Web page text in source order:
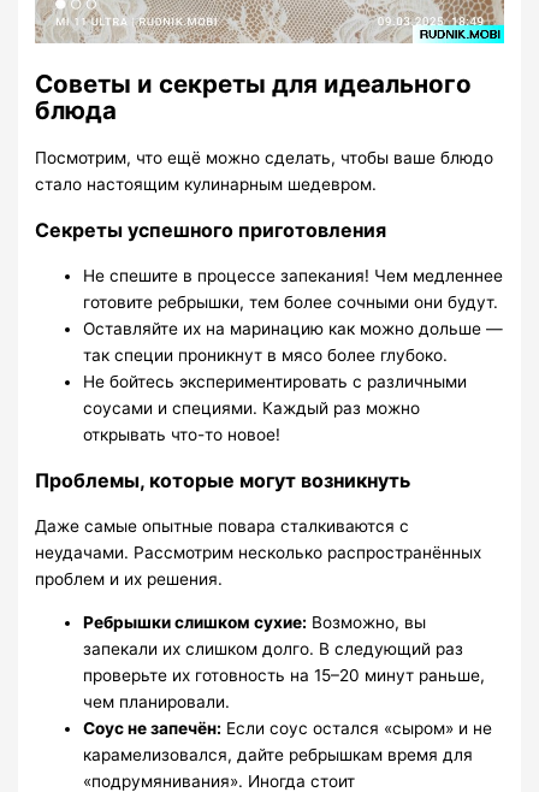
Советы и секреты для идеального
блюда
Посмотрим, что ещё можно сделать, чтобы ваше блюдо
стало настоящим кулинарным шедевром.
Секреты успешного приготовления
Не спешите в процессе запекания! Чем медленнее
готовите ребрышки, тем более сочными они будут.
Оставляйте их на маринацию как можно дольше —
так специи проникнут в мясо более глубоко.
Не бойтесь экспериментировать с различными
соусами и специями. Каждый раз можно
открывать что-то новое!
Проблемы, которые могут возникнуть
Даже самые опытные повара сталкиваются с
неудачами. Рассмотрим несколько распространённых
проблем и их решения.
Ребрышки слишком сухие: Возможно, вы
запекали их слишком долго. В следующий раз
проверьте их готовность на 15–20 минут раньше,
чем планировали.
Соус не запечён: Если соус остался «сыром» и не
карамелизовался, дайте ребрышкам время для
«подрумянивания». Иногда стоит